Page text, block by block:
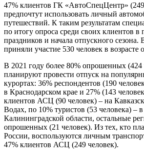
47% клиентов ГК «АвтоСпецЦентр»
предпочтут использовать личный
путешествий. К таким результатам
по итогу опроса среди своих клиентов в
праздников и начала отпускного сезона.
приняли участие 530 человек в возрасте
В 2021 году более 80% опрошенных (424
планируют провести отпуск на
курортах: 36% респондентов (190
в Краснодарском крае и 27% (143
клиентов АСЦ (90 человек) – на
Водах, по 10% туристов (53 человека) –
Калининградской области, остальные
опрошенных (21 человек). Из тех, кто
России, воспользуются личным
47% клиентов АСЦ (249 человек).